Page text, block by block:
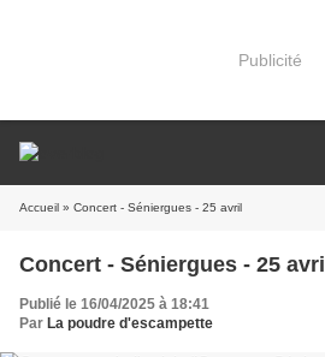
Publicité
Accueil » Concert - Séniergues - 25 avril
Concert - Séniergues - 25 avril
Publié le 16/04/2025 à 18:41
Par La poudre d'escampette